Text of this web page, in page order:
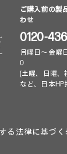
ご購入前の製
わせ
0120-
月曜日～金曜
0
(土曜、日曜、
など、日本
る法律に基づく